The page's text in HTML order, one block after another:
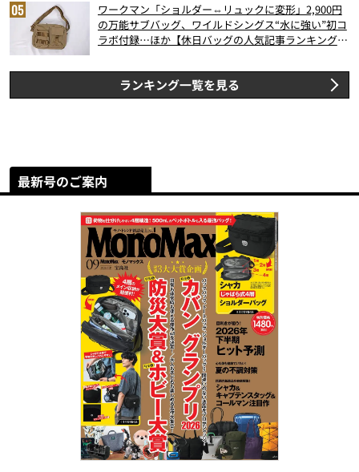
ワークマン「ショルダー⇔リュックに変形」2,900円
の万能サブバッグ、ワイルドシングス“水に強い”初コ
ラボ付録…ほか【休日バッグの人気記事ランキングベ
ランキング一覧を見る
最新号のご案内